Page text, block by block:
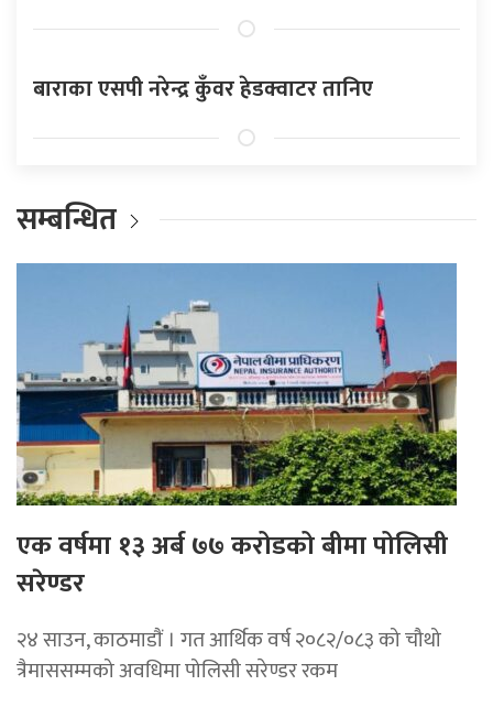
बाराका एसपी नरेन्द्र कुँवर हेडक्वाटर तानिए
सम्बन्धित
एक वर्षमा १३ अर्ब ७७ करोडको बीमा पोलिसी
सरेण्डर
२४ साउन, काठमाडाैं । गत आर्थिक वर्ष २०८२/०८३ को चौथो
त्रैमाससम्मको अवधिमा पोलिसी सरेण्डर रकम